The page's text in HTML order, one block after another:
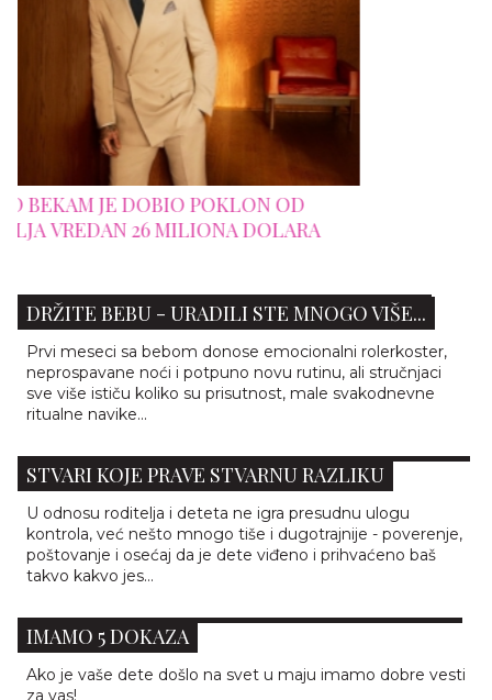
DRŽITE BEBU - URADILI STE MNOGO VIŠE...
Prvi meseci sa bebom donose emocionalni rolerkoster,
neprospavane noći i potpuno novu rutinu, ali stručnjaci
sve više ističu koliko su prisutnost, male svakodnevne
ritualne navike...
STVARI KOJE PRAVE STVARNU RAZLIKU
U odnosu roditelja i deteta ne igra presudnu ulogu
kontrola, već nešto mnogo tiše i dugotrajnije - poverenje,
poštovanje i osećaj da je dete viđeno i prihvaćeno baš
takvo kakvo jes...
IMAMO 5 DOKAZA
Ako je vaše dete došlo na svet u maju imamo dobre vesti
za vas!